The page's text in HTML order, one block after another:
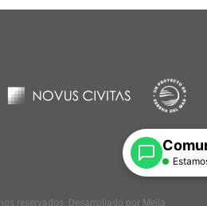
reservados. Desarrollado por Mejia